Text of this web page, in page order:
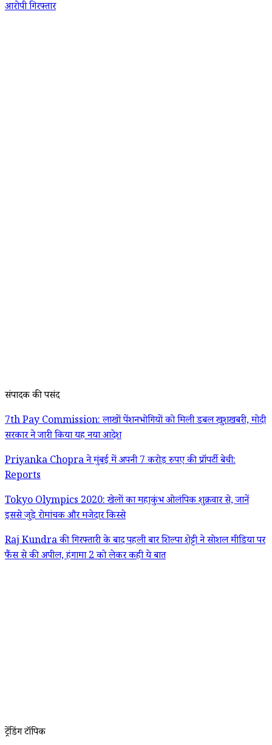
आरोपी गिरफ्तार
संपादक की पसंद
7th Pay Commission: लाखों पेंशनभोगियों को मिली डबल खुशखबरी, मोदी
सरकार ने जारी किया यह नया आदेश
Priyanka Chopra ने मुंबई में अपनी 7 करोड़ रुपए की प्रॉपर्टी बेची:
Reports
Tokyo Olympics 2020: खेलों का महाकुंभ ओलंपिक शुक्रवार से, जानें
इससे जुड़े रोमांचक और मजेदार किस्से
Raj Kundra की गिरफ्तारी के बाद पहली बार शिल्पा शेट्टी ने सोशल मीडिया पर
फैंस से की अपील, हंगामा 2 को लेकर कही ये बात
ट्रेंडिंग टॉपिक